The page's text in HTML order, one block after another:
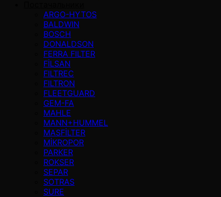
ARGO-HYTOS
BALDWIN
BOSCH
DONALDSON
FERRA FILTER
FİLSAN
FILTREC
FILTRON
FLEETGUARD
GEM-FA
MAHLE
MANN+HUMMEL
MASFİLTER
MİKROPOR
PARKER
ROKSER
SEPAR
SOTRAS
SURE